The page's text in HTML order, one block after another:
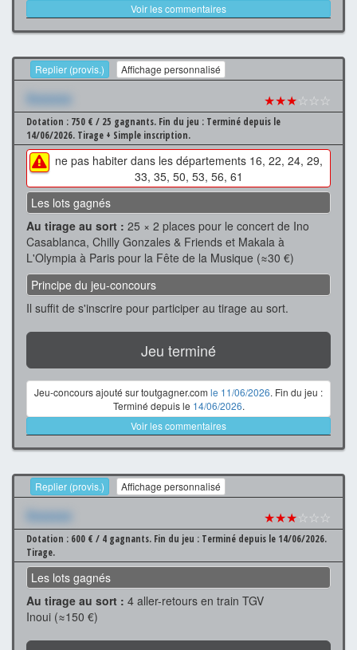
Voir les commentaires
Replier (provis.) Affichage personnalisé
Xxxxxxx ★★★☆☆☆
Dotation : 750 € / 25 gagnants. Fin du jeu : Terminé depuis le
14/06/2026. Tirage + Simple inscription.
ne pas habiter dans les départements 16, 22, 24, 29,
33, 35, 50, 53, 56, 61
Les lots gagnés
Au tirage au sort : 25 × 2 places pour le concert de Ino
Casablanca, Chilly Gonzales & Friends et Makala à
L'Olympia à Paris pour la Fête de la Musique (≈30 €)
Principe du jeu-concours
Il suffit de s'inscrire pour participer au tirage au sort.
Jeu terminé
Jeu-concours ajouté sur toutgagner.com le 11/06/2026. Fin du jeu :
Terminé depuis le 14/06/2026.
Voir les commentaires
Replier (provis.) Affichage personnalisé
Xxxxxxx ★★★☆☆☆
Dotation : 600 € / 4 gagnants. Fin du jeu : Terminé depuis le 14/06/2026.
Tirage.
Les lots gagnés
Au tirage au sort : 4 aller-retours en train TGV
Inoui (≈150 €)